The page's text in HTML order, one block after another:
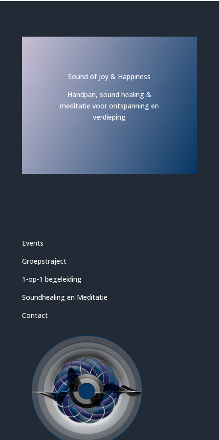
Sound of Joy & Happiness
Handpan, sound healing &
meditatie voor ontspanning en
verdieping
Events
Groepstraject
1-op-1 begeleiding
Soundhealing en Meditatie
Contact